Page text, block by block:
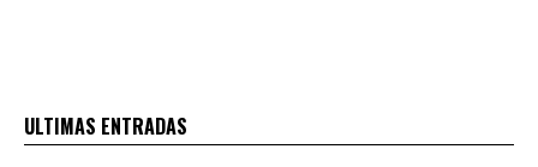
ULTIMAS ENTRADAS